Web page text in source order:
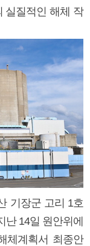
실질적인 해체 작
기장군 고리 1호
난 14일 원안위에
체계획서 최종안